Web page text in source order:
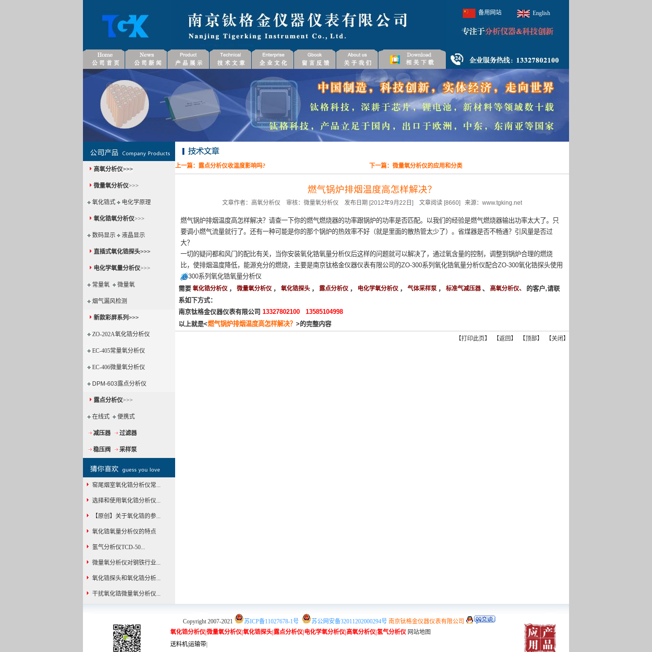
备用网站 English
高氧分析仪>>>
微量氧分析仪>>>
氧化锆式 电化学原理
氧化锆氧分析仪>>>
数码显示 液晶显示
直插式氧化锆探头>>>
电化学氧量分析仪>>>
常量氧 微量氧
烟气漏风检测
新款彩屏系列>>>
ZO-202A氧化锆分析仪
EC-405常量氧分析仪
EC-406微量氧分析仪
DPM-603露点分析仪
露点分析仪>>>
在线式 便携式
减压器 过滤器
稳压阀 采样泵
窑尾烟室氧化锆分析仪常...
选择和使用氧化锆分析仪...
【原创】关于氧化锆的参...
氧化锆氧量分析仪的特点
氢气分析仪TCD-50...
微量氧分析仪对钢铁行业...
氧化锆探头和氧化锆分析...
干扰氧化锆微量氧分析仪...
上一篇： 露点分析仪收温度影响吗? 下一篇： 微量氧分析仪的应用和分类
燃气锅炉排烟温度高怎样解决？
文章作者：高氧分析仪 审核：微量氧分析仪 发布日期 [2012年9月22日] 文章阅读 [8660] 来源：www.tgking.net
燃气锅炉排烟温度高怎样解决？请查一下你的燃气燃烧器的功率跟锅炉的功率是否匹配。以我们的经验是燃气燃烧器输出功率太大了。只
要调小燃气流量就行了。还有一种可能是你的那个锅炉的热效率不好（就是里面的散热管太少了）。省煤器是否不畅通？引风量是否过
大？
一切的疑问都和风门的配比有关，当你安装氧化锆氧量分析仪后这样的问题就可以解决了，通过氧含量的控制，调整到锅炉合理的燃烧
比，使排烟温度降低，能源充分的燃烧，主要是南京钛格金仪器仪表有限公司的ZO-300系列氧化锆氧量分析仪配合ZO-300氧化锆探头使用
300系列氧化锆氧量分析仪
需要 氧化锆分析仪 ， 微量氧分析仪 ， 氧化锆探头 ， 露点分析仪 ， 电化学氧分析仪 ， 气体采样泵 ， 标准气减压器 、 高氧分析仪、
的客户,请联
系如下方式：
南京钛格金仪器仪表有限公司 13327802100 13585104998
以上就是<燃气锅炉排烟温度高怎样解决？ >的完整内容
【打印此页】 【返回】 【 顶部】 【关闭】
Copyright 2007-2021 苏ICP备11027678-1号 苏公网安备32011202000294号 南京钛格金仪器仪表有限公司
氧化锆分析仪 微量氧分析仪 氧化锆探头 露点分析仪 电化学氧分析仪 高氧分析仪 氢气分析仪 网站地图
送料机运输带